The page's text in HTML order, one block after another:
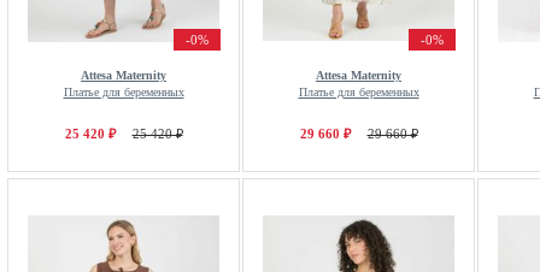
-0%
Attesa Maternity
Платье для беременных
25 420 ₽ 25 420 ₽
-0%
Attesa Maternity
Платье для беременных
29 660 ₽ 29 660 ₽